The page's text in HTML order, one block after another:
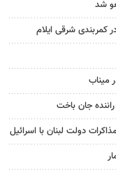
شد
میناب
جان باخت
دولت لبنان با اسرائیل